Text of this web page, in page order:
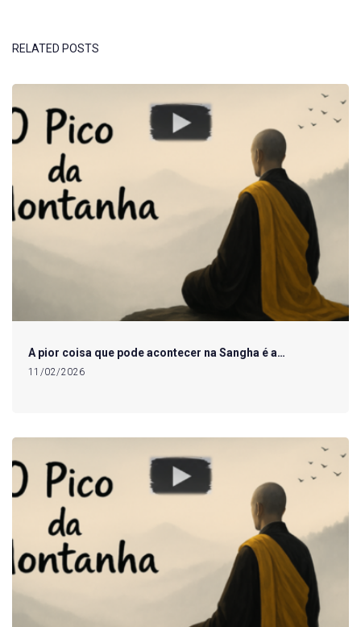
RELATED POSTS
A pior coisa que pode acontecer na Sangha é a…
11/02/2026